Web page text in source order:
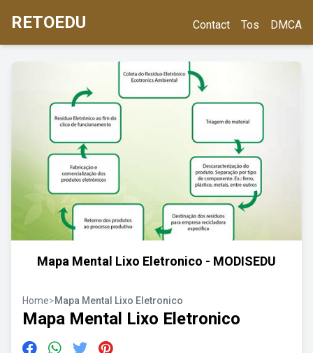
RETOEDU Contact Tos DMCA
Mapa Mental Lixo Eletronico - MODISEDU
Home>Mapa Mental Lixo Eletronico
Mapa Mental Lixo Eletronico